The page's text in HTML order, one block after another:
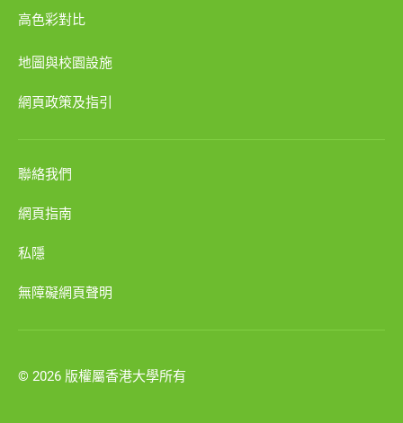
高色彩對比
地圖與校園設施
網頁政策及指引
聯絡我們
網頁指南
私隱
無障礙網頁聲明
© 2026 版權屬香港大學所有